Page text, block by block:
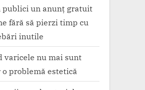
publici un anunț gratuit
fără să pierzi timp cu
inutile
varicele nu mai sunt
o problemă estetică